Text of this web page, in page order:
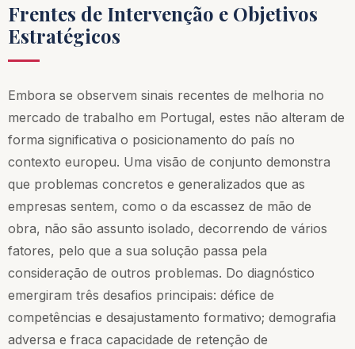
Frentes de Intervenção e Objetivos
Estratégicos
Embora se observem sinais recentes de melhoria no
mercado de trabalho em Portugal, estes não alteram de
forma significativa o posicionamento do país no
contexto europeu. Uma visão de conjunto demonstra
que problemas concretos e generalizados que as
empresas sentem, como o da escassez de mão de
obra, não são assunto isolado, decorrendo de vários
fatores, pelo que a sua solução passa pela
consideração de outros problemas. Do diagnóstico
emergiram três desafios principais: défice de
competências e desajustamento formativo; demografia
adversa e fraca capacidade de retenção de